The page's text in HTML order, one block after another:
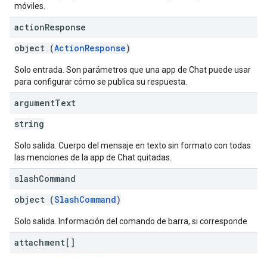
móviles.
actionResponse
object (ActionResponse)
Solo entrada. Son parámetros que una app de Chat puede usar
para configurar cómo se publica su respuesta.
argumentText
string
Solo salida. Cuerpo del mensaje en texto sin formato con todas
las menciones de la app de Chat quitadas.
slashCommand
object (SlashCommand)
Solo salida. Información del comando de barra, si corresponde
attachment[]